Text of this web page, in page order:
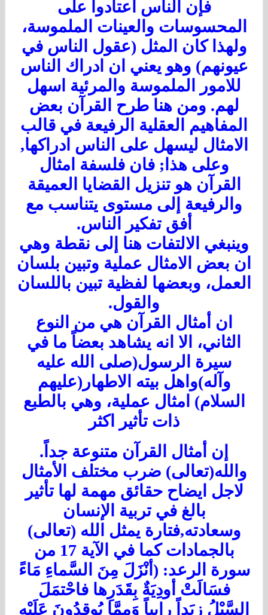
فإن الناس اعتادوا على
المحسوسات والعينات الملموسة،
ولهذا كان المثل (عقول الناس في
وهو يعني ان ادراك الناس
للامور الملموسة والمرئية اسهل
لهم. ومن هنا طرح القرآن بعض
المفاهيم العقلية الرفيعة في قالب
ليسهل على الناس ادراكها,
وعلى هذا; فان فلسفة امثال
القرآن هو تنزيل القضايا العميقة
والرفيعة إلى مستوى يتناسب مع
أفق تفكير الناس.
الالتفات هنا إلى نقطة وهي
بعض الامثال عملية وتبين بلسان
وبعضها لفظية تبين باللسان
والقول.
ان أمثال القرآن هي من النوع
الثاني، الا انه يشاهد بعضاً ما في
سيرة الرسول(صلى الله عليه
وآله)واهل بيته الاطهار(عليهم
السلام) امثال عملية، وهي بالطبع
ذات تأثير اكثر
إن أمثال القرآن متنوعة جداً.
والله(تعالى) ضرب مختلف الأمثال
لاجل ايضاح حقائق مهمة لها تأثير
بالغ في تربية الإنسان
وسعادته,فتارة يمثل الله (تعالى)
بالجمادات كما في الآية 17 من
الرعد: (أنْزَلَ مِنَ السَّماءِ مَاءً
فسَالَتْ أودِيَةٌ بِقَدَرِها فاحْتمَلَ
زبَداً رابياً وَمِمَّا يُوقِدُونَ عَلَيْهِ